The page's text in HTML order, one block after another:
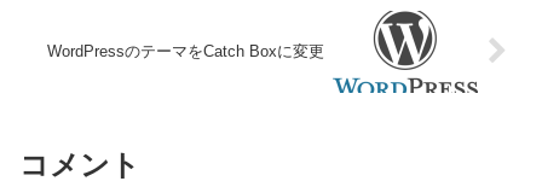
WordPressのテーマをCatch Boxに変更
コメント